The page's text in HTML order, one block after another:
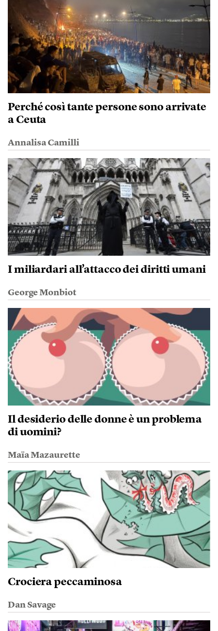
Perché così tante persone sono arrivate
a Ceuta
Annalisa Camilli
I miliardari all’attacco dei diritti umani
George Monbiot
Il desiderio delle donne è un problema
di uomini?
Maïa Mazaurette
Crociera peccaminosa
Dan Savage